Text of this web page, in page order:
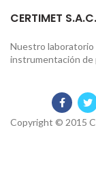
CERTIMET S.A.C.
Nuestro laboratorio
instrumentación de
Copyright © 2015